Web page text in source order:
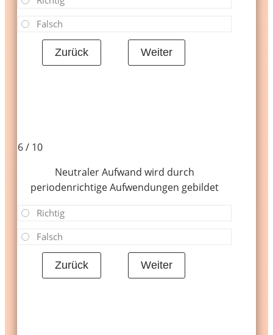
Falsch
6 / 10
Neutraler Aufwand wird durch
periodenrichtige Aufwendungen gebildet
Richtig
Falsch